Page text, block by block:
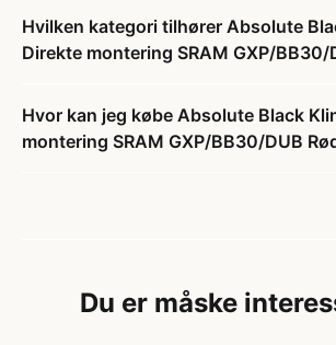
Hvilken kategori tilhører Absolute
Direkte montering SRAM GXP/BB30/
Hvor kan jeg købe Absolute Black
montering SRAM GXP/BB30/DUB
Du er måske